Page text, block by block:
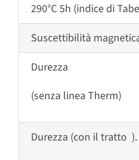
290°C 5h (indice di
Suscettibilità
Durezza
(senza linea Therm)
Durezza (con il tratto ).